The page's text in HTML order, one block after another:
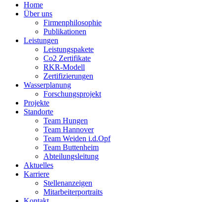
Home
Über uns
Firmenphilosophie
Publikationen
Leistungen
Leistungspakete
Co2 Zertifikate
RKR-Modell
Zertifizierungen
Wasserplanung
Forschungsprojekt
Projekte
Standorte
Team Hungen
Team Hannover
Team Weiden i.d.Opf
Team Buttenheim
Abteilungsleitung
Aktuelles
Karriere
Stellenanzeigen
Mitarbeiterportraits